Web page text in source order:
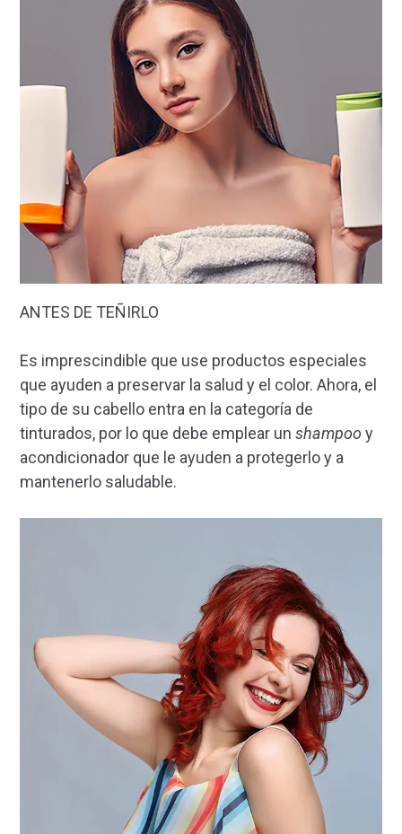
ANTES DE TEÑIRLO
Es imprescindible que use productos especiales
que ayuden a preservar la salud y el color. Ahora, el
tipo de su cabello entra en la categoría de
tinturados, por lo que debe emplear un shampoo y
acondicionador que le ayuden a protegerlo y a
mantenerlo saludable.